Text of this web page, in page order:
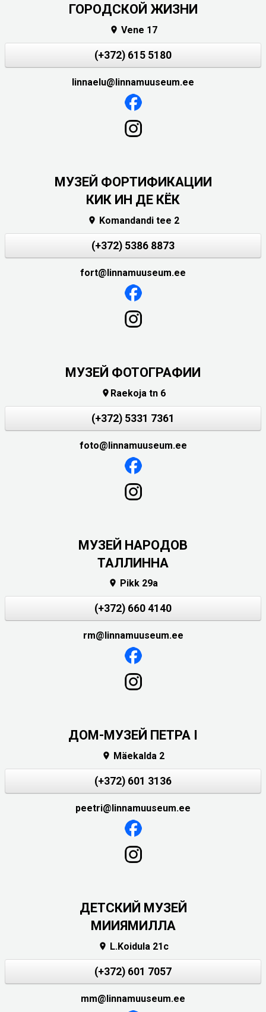
ГОРОДСКОЙ ЖИЗНИ
 Vene 17
(+372) 615 5180
linnaelu@linnamuuseum.ee
МУЗЕЙ ФОРТИФИКАЦИИ
КИК ИН ДЕ КЁК
 Komandandi tee 2
(+372) 5386 8873
fort@linnamuuseum.ee
МУЗЕЙ ФОТОГРАФИИ
 Raekoja tn 6
(+372) 5331 7361
foto@linnamuuseum.ee
MУЗЕЙ НАРОДОВ
ТАЛЛИННА
 Pikk 29a
(+372) 660 4140
rm@linnamuuseum.ee
ДОМ-МУЗЕЙ ПЕТРА I
 Mäekalda 2
(+372) 601 3136
peetri@linnamuuseum.ee
ДЕТСКИЙ МУЗЕЙ
МИИЯМИЛЛА
 L.Koidula 21c
(+372) 601 7057
mm@linnamuuseum.ee